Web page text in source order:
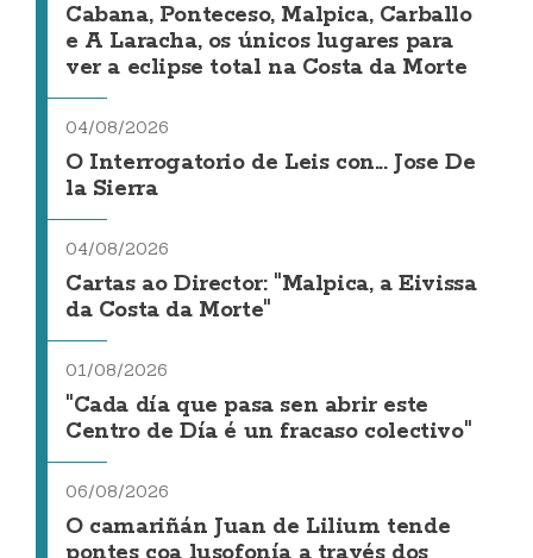
Cabana, Ponteceso, Malpica, Carballo
e A Laracha, os únicos lugares para
ver a eclipse total na Costa da Morte
04/08/2026
O Interrogatorio de Leis con... Jose De
la Sierra
04/08/2026
Cartas ao Director: "Malpica, a Eivissa
da Costa da Morte"
01/08/2026
"Cada día que pasa sen abrir este
Centro de Día é un fracaso colectivo"
06/08/2026
O camariñán Juan de Lilium tende